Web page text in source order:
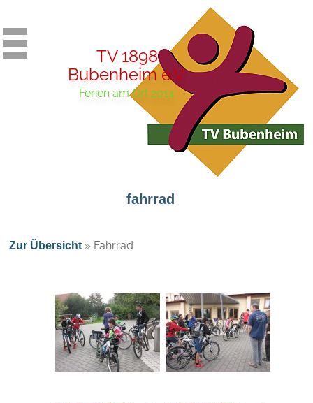
TV 1898
Bubenheim e.V.
Ferien am Ort 2014
fahrrad
Zur Übersicht » Fahrrad